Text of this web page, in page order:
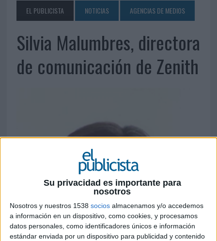
Su privacidad es importante para
nosotros
Nosotros y nuestros 1538 socios almacenamos y/o accedemos
a información en un dispositivo, como cookies, y procesamos
datos personales, como identificadores únicos e información
estándar enviada por un dispositivo para publicidad y contenido
EL PUBLICISTA NOTICIAS AGENCIAS DE MEDIOS
Silvia Malumbres, directora
de comunicación de Zenith